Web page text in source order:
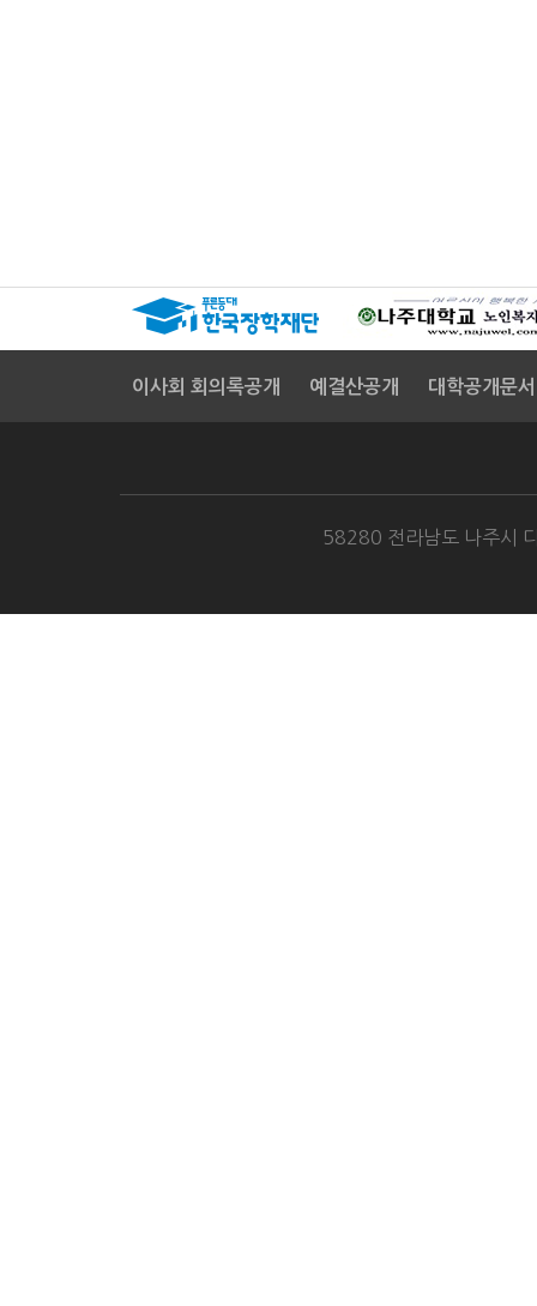
이사회 회의록공개 예결산공개 대학공개문서
58280 전라남도 나주시